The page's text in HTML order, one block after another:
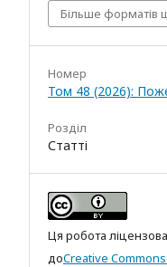
Більше форматів
Номер
Том 48 (2026):
Розділ
Статті
Ця робота
доCreative